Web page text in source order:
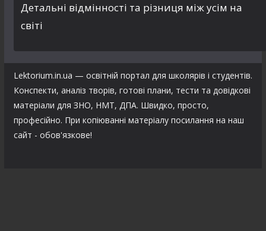
Детальні відмінності та різниця між усім на
світі
Lektorium.in.ua — освітній портал для школярів і студентів.
Конспекти, аналіз творів, готові плани, тести та довідкові
матеріали для ЗНО, НМТ, ДПА. Швидко, просто,
професійно. При копіюванні матеріалу посилання на наш
сайт - обов'язкове!